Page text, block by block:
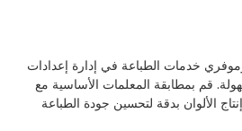
خدمات الطباعة في إدارة إعدادات
قم بمطابقة المعلمات الأساسية مع
الألوان بدقة لتحسين جودة الطباعة